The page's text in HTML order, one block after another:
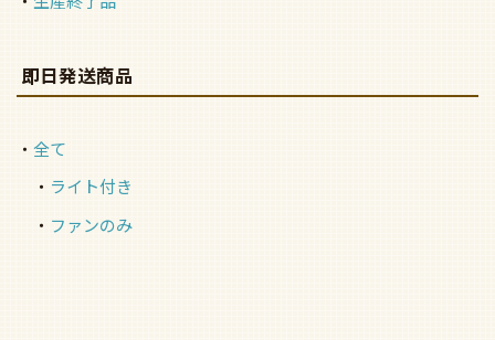
即日発送商品
全て
ライト付き
ファンのみ